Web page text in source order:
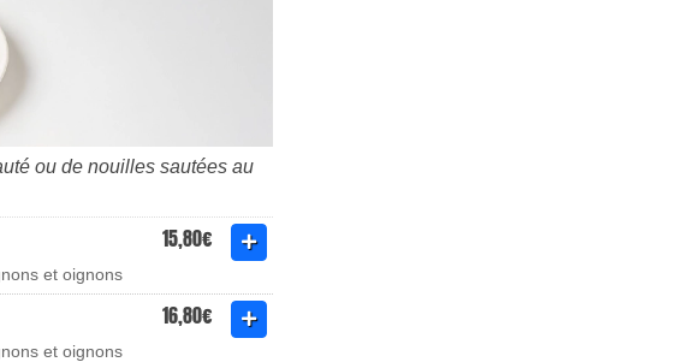
ou de nouilles sautées au
15,80€
et oignons
16,80€
et oignons